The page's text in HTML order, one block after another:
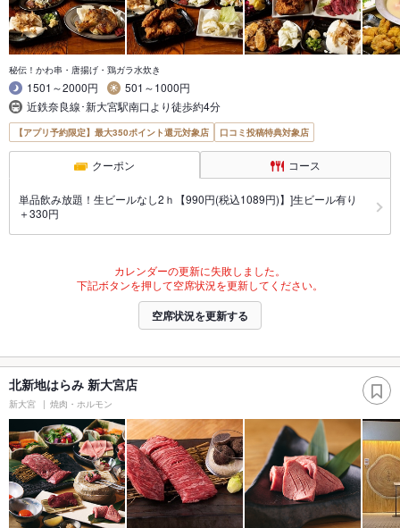
秘伝！かわ串・唐揚げ・鶏ガラ水炊き
1501～2000円
501～1000円
近鉄奈良線･新大宮駅南口より徒歩約4分
【アプリ予約限定】最大350ポイント還元対象店 口コミ投稿特典対象店
クーポン コース
単品飲み放題！生ビールなし2ｈ【990円(税込1089円)】]生ビール有り
＋330円
カレンダーの更新に失敗しました。
下記ボタンを押して空席状況を更新してください。
空席状況を更新する
北新地はらみ 新大宮店
新大宮 焼肉・ホルモン